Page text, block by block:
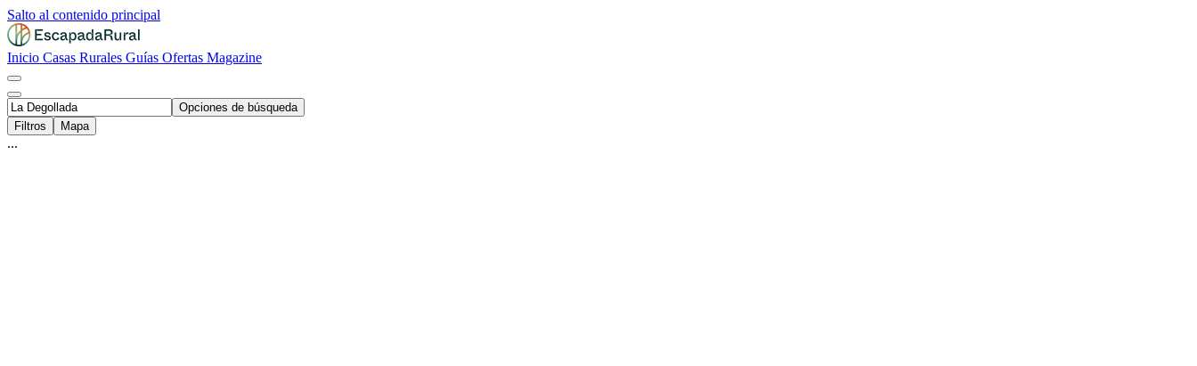
Salto al contenido principal
Inicio Casas Rurales Guías Ofertas Magazine
Opciones de búsqueda
Filtros
Mapa
...